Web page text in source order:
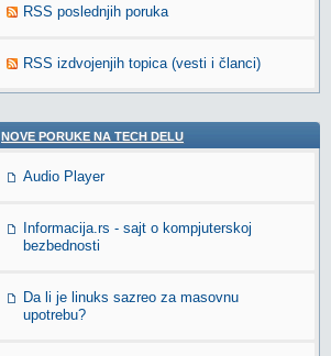
RSS poslednjih poruka
RSS izdvojenjih topica (vesti i članci)
NOVE PORUKE NA TECH DELU
Audio Player
Informacija.rs - sajt o kompjuterskoj
bezbednosti
Da li je linuks sazreo za masovnu
upotrebu?